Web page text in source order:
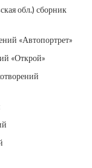
обл.) сборник
«Автопортрет»
«Открой»